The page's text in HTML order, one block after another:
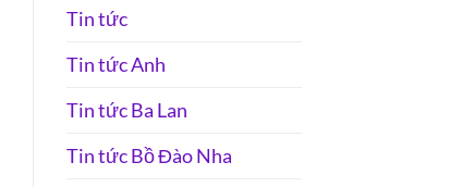
Tin tức
Tin tức Anh
Tin tức Ba Lan
Tin tức Bồ Đào Nha